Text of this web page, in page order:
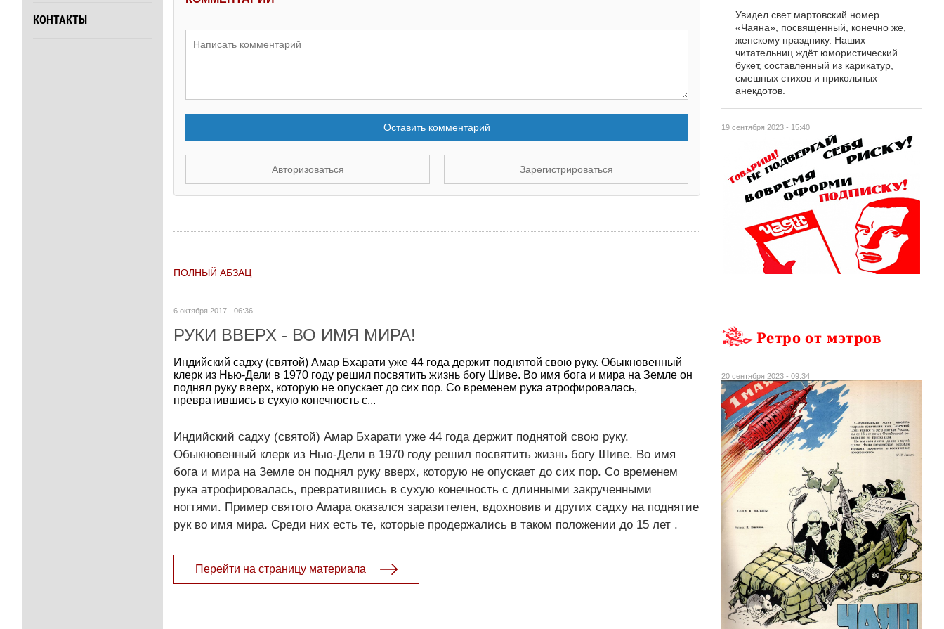
КОНТАКТЫ
Оставить комментарий
Авторизоваться Зарегистрироваться
ПОЛНЫЙ АБЗАЦ
6 октября 2017 - 06:36
РУКИ ВВЕРХ - ВО ИМЯ МИРА!
Индийский садху (святой) Амар Бхарати уже 44 года держит поднятой свою руку. Обыкновенный
клерк из Нью-Дели в 1970 году решил посвятить жизнь богу Шиве. Во имя бога и мира на Земле он
поднял руку вверх, которую не опускает до сих пор. Со временем рука атрофировалась,
превратившись в сухую конечность с...
Индийский садху (святой) Амар Бхарати уже 44 года держит поднятой свою руку.
Обыкновенный клерк из Нью-Дели в 1970 году решил посвятить жизнь богу Шиве. Во имя
бога и мира на Земле он поднял руку вверх, которую не опускает до сих пор. Со временем
рука атрофировалась, превратившись в сухую конечность с длинными закрученными
ногтями. Пример святого Амара оказался заразителен, вдохновив и других садху на поднятие
рук во имя мира. Среди них есть те, которые продержались в таком положении до 15 лет .
Перейти на страницу материала
19 сентября 2023 - 15:40
Увидел свет мартовский номер
«Чаяна», посвящённый, конечно же,
женскому празднику. Наших
читательниц ждёт юмористический
букет, составленный из карикатур,
смешных стихов и прикольных
анекдотов.
Ретро от мэтров
20 сентября 2023 - 09:34